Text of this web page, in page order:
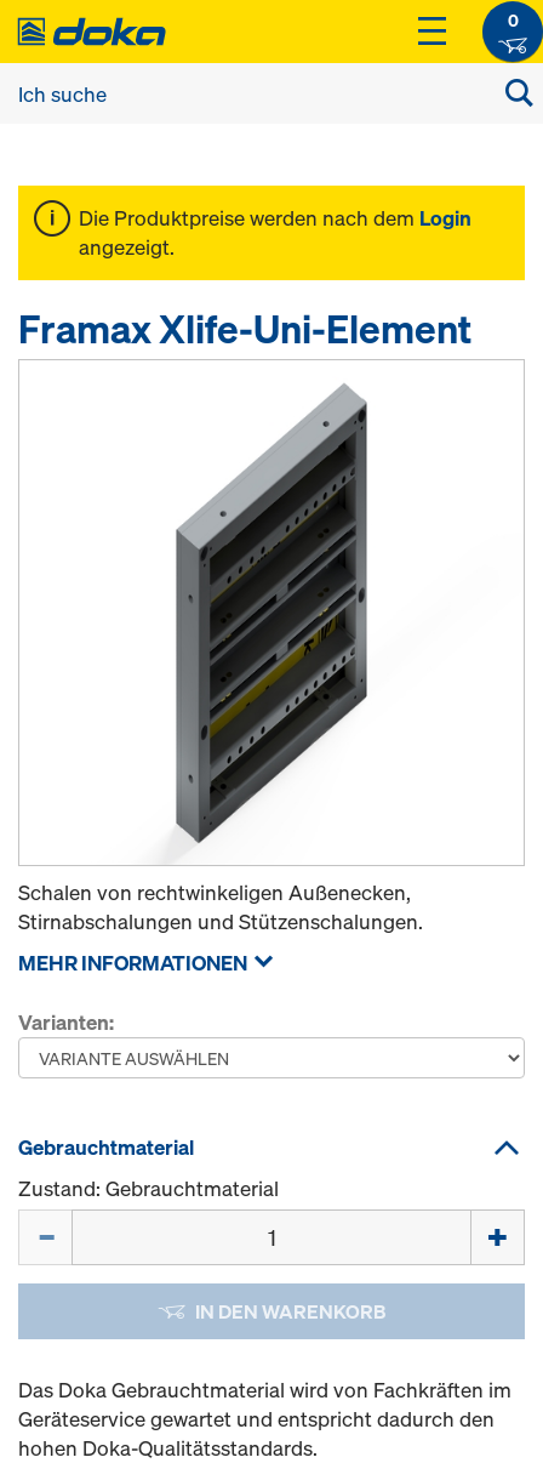
0
Die Produktpreise werden nach dem Login
angezeigt.
Framax Xlife-Uni-Element
Schalen von rechtwinkeligen Außenecken,
Stirnabschalungen und Stützenschalungen.
MEHR INFORMATIONEN
Varianten:
Gebrauchtmaterial
Zustand: Gebrauchtmaterial
IN DEN WARENKORB
Das Doka Gebrauchtmaterial wird von Fachkräften im
Geräteservice gewartet und entspricht dadurch den
hohen Doka-Qualitätsstandards.